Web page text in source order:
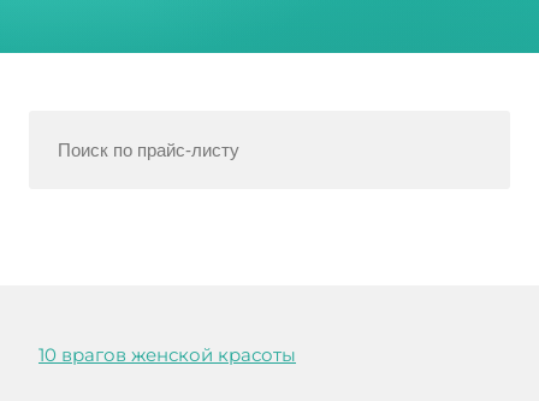
10 врагов женской красоты